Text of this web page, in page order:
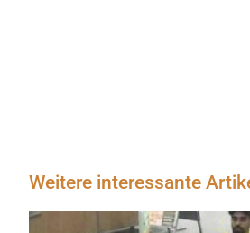
Weitere interessante